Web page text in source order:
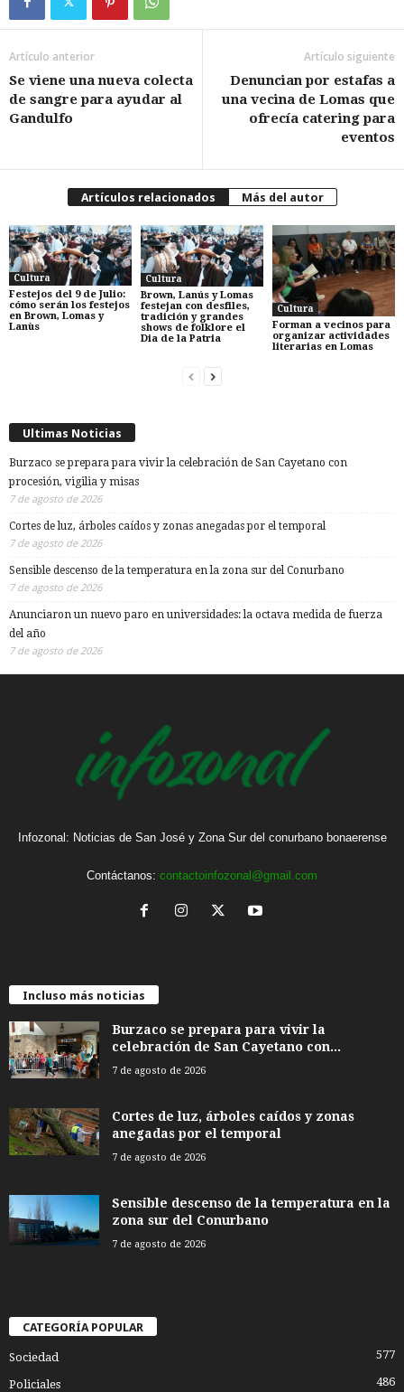
Artículo anterior
Se viene una nueva colecta
de sangre para ayudar al
Gandulfo
Artículo siguiente
Denuncian por estafas a
una vecina de Lomas que
ofrecía catering para
eventos
Artículos relacionados Más del autor
Cultura
Festejos del 9 de Julio:
cómo serán los festejos
en Brown, Lomas y
Lanùs
Cultura
Brown, Lanús y Lomas
festejan con desfiles,
tradición y grandes
shows de folklore el
Dia de la Patria
Cultura
Forman a vecinos para
organizar actividades
literarias en Lomas
Ultimas Noticias
Burzaco se prepara para vivir la celebración de San Cayetano con
procesión, vigilia y misas
7 de agosto de 2026
Cortes de luz, árboles caídos y zonas anegadas por el temporal
7 de agosto de 2026
Sensible descenso de la temperatura en la zona sur del Conurbano
7 de agosto de 2026
Anunciaron un nuevo paro en universidades: la octava medida de fuerza
del año
7 de agosto de 2026
Infozonal: Noticias de San José y Zona Sur del conurbano bonaerense
Contáctanos: contactoinfozonal@gmail.com
Incluso más noticias
Burzaco se prepara para vivir la
celebración de San Cayetano con...
7 de agosto de 2026
Cortes de luz, árboles caídos y zonas
anegadas por el temporal
7 de agosto de 2026
Sensible descenso de la temperatura en la
zona sur del Conurbano
7 de agosto de 2026
CATEGORÍA POPULAR
Sociedad 577
Policiales 486